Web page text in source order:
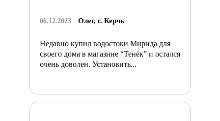
06.12.2023 Олег, г. Керчь
Недавно купил водостоки Мирида для
своего дома в магазине “Тенёк” и остался
очень доволен. Установить...